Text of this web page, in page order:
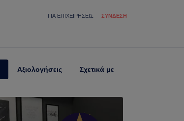
ΓΙΑ ΕΠΙΧΕΙΡΉΣΕΙΣ ΣΎΝΔΕΣΗ
Αξιολογήσεις Σχετικά με